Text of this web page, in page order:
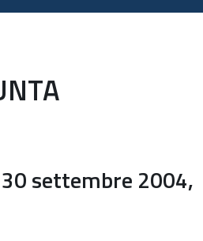
30 settembre 2004,